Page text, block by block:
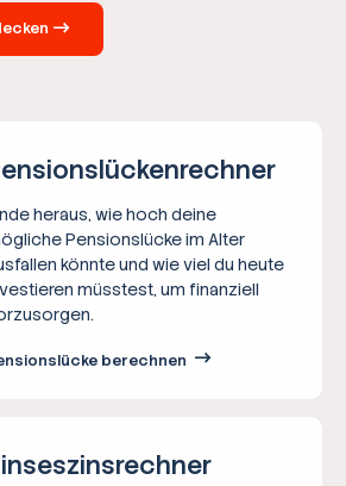
heraus, wie hoch deine
Pensionslücke im Alter
könnte und wie viel du heute
müsstest, um finanziell
berechnen